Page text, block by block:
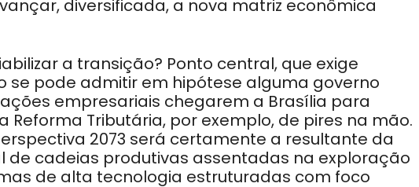
diversificada, a nova matriz econômica
a transição? Ponto central, que exige
se pode admitir em hipótese alguma governo
empresariais chegarem a Brasília para
Reforma Tributária, por exemplo, de pires na mão.
2073 será certamente a resultante da
de cadeias produtivas assentadas na exploração
de alta tecnologia estruturadas com foco